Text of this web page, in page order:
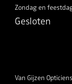
Zondag en
Gesloten
Van Gijzen